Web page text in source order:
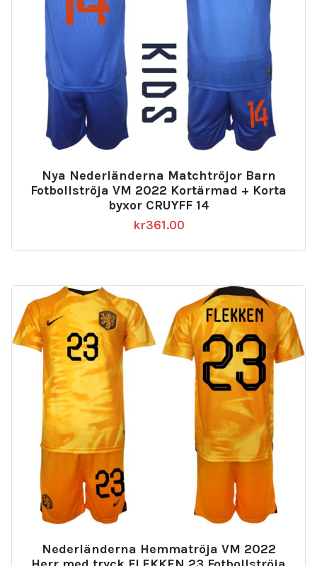
Nya Nederländerna Matchtröjor Barn
Fotbollströja VM 2022 Kortärmad + Korta
byxor CRUYFF 14
kr361.00
Nederländerna Hemmatröja VM 2022